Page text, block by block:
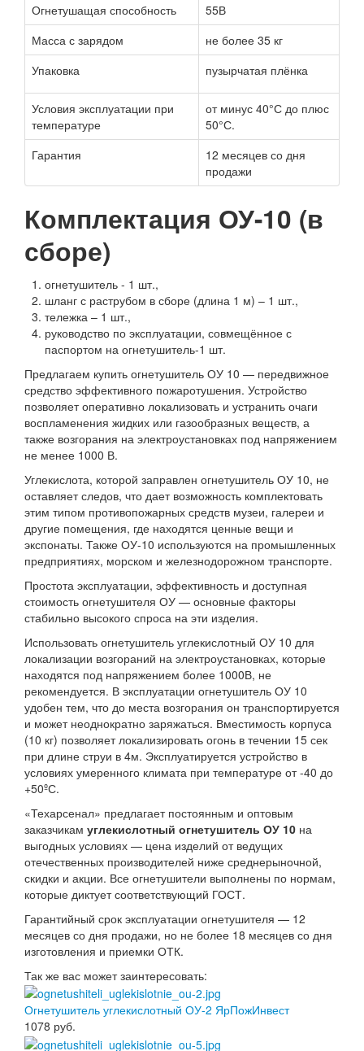
Огнетушащая способность
55В
Масса с зарядом
не более 35 кг
Упаковка
пузырчатая плёнка
Условия эксплуатации при
температуре
от минус 40°С до плюс
50°С.
Гарантия
12 месяцев со дня
продажи
Комплектация ОУ-10 (в
сборе)
огнетушитель - 1 шт.,
шланг с раструбом в сборе (длина 1 м) – 1 шт.,
тележка – 1 шт.,
руководство по эксплуатации, совмещённое с
паспортом на огнетушитель-1 шт.
Предлагаем купить огнетушитель ОУ 10 — передвижное
средство эффективного пожаротушения. Устройство
позволяет оперативно локализовать и устранить очаги
воспламенения жидких или газообразных веществ, а
также возгорания на электроустановках под напряжением
не менее 1000 В.
Углекислота, которой заправлен огнетушитель ОУ 10, не
оставляет следов, что дает возможность комплектовать
этим типом противопожарных средств музеи, галереи и
другие помещения, где находятся ценные вещи и
экспонаты. Также ОУ-10 используются на промышленных
предприятиях, морском и железнодорожном транспорте.
Простота эксплуатации, эффективность и доступная
стоимость огнетушителя ОУ — основные факторы
стабильно высокого спроса на эти изделия.
Использовать огнетушитель углекислотный ОУ 10 для
локализации возгораний на электроустановках, которые
находятся под напряжением более 1000В, не
рекомендуется. В эксплуатации огнетушитель ОУ 10
удобен тем, что до места возгорания он транспортируется
и может неоднократно заряжаться. Вместимость корпуса
(10 кг) позволяет локализировать огонь в течении 15 сек
при длине струи в 4м. Эксплуатируется устройство в
условиях умеренного климата при температуре от -40 до
+50ºС.
«Техарсенал» предлагает постоянным и оптовым
заказчикам углекислотный огнетушитель ОУ 10 на
выгодных условиях — цена изделий от ведущих
отечественных производителей ниже среднерыночной,
скидки и акции. Все огнетушители выполнены по нормам,
которые диктует соответствующий ГОСТ.
Гарантийный срок эксплуатации огнетушителя — 12
месяцев со дня продажи, но не более 18 месяцев со дня
изготовления и приемки ОТК.
Так же вас может заинтересовать:
Огнетушитель углекислотный ОУ-2 ЯрПожИнвест
1078 руб.